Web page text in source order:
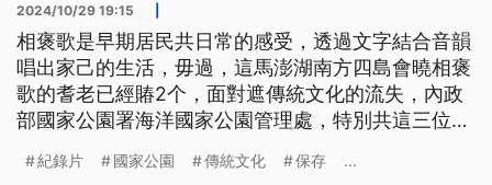
2024/10/29 19:15
相褒歌是早期居民共日常的感受，透過文字結合音韻
唱出家己的生活，毋過，這馬澎湖南方四島會曉相褒
歌的耆老已經賰2个，面對遮傳統文化的流失，內政
部國家公園署海洋國家公園管理處，特別共這三位耆
標題、導言、內文皆為臺語文。）
紀錄片 國家公園 傳統文化 保存 ...